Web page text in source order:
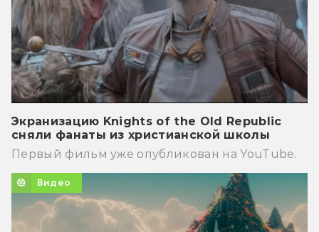
Экранизацию Knights of the Old Republic
сняли фанаты из христианской школы
Первый фильм уже опубликован на YouTube.
Видео